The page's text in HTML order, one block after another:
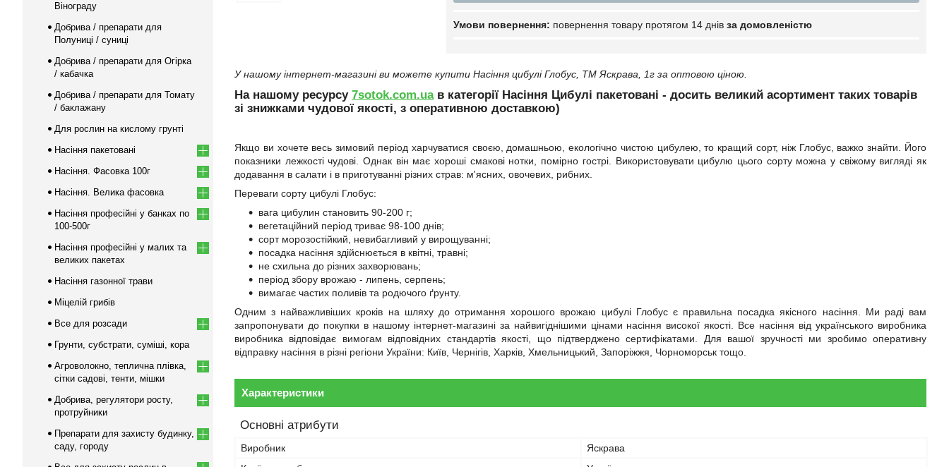
повернення товару протягом 14 днів за домовленістю
У нашому інтернет-магазині ви можете купити Насіння цибулі Глобус, ТМ Яскрава, 1г за оптовою ціною.
На нашому ресурсу 7sotok.com.uaв категорії Насіння Цибулі пакетовані - досить великий асортимент таких товарів
зі знижками чудової якості, з оперативною доставкою)
Якщо ви хочете весь зимовий період харчуватися своєю, домашньою, екологічно чистою цибулею, то кращий сорт, ніж Глобус, важко знайти. Його
показники лежкості чудові. Однак він має хороші смакові нотки, помірно гострі. Використовувати цибулю цього сорту можна у свіжому вигляді як
додавання в салати і в приготуванні різних страв: м'ясних, овочевих, рибних.
Переваги сорту цибулі Глобус:
вага цибулин становить 90-200 г;
вегетаційний період триває 98-100 днів;
сорт морозостійкий, невибагливий у вирощуванні;
посадка насіння здійснюється в квітні, травні;
не схильна до різних захворювань;
період збору врожаю - липень, серпень;
вимагає частих поливів та родючого ґрунту.
Одним з найважливіших кроків на шляху до отримання хорошого врожаю цибулі Глобус є правильна посадка якісного насіння. Ми раді вам
запропонувати до покупки в нашому інтернет-магазині за найвигіднішими цінами насіння високої якості. Все насіння від українського виробника
виробника відповідає вимогам відповідних стандартів якості, що підтверджено сертифікатами. Для вашої зручності ми зробимо оперативну
відправку насіння в різні регіони України: Київ, Чернігів, Харків, Хмельницький, Запоріжжя, Чорноморськ тощо.
Характеристики
Основні атрибути
Виробник
Яскрава
Вінограду
Добрива / препарати для
Полуниці / суниці
Добрива / препарати для Огірка
/ кабачка
Добрива / препарати для Томату
/ баклажану
Для рослин на кислому грунті
Насіння пакетовані
Насіння. Фасовка 100г
Насіння. Велика фасовка
Насіння професійні у банках по
100-500г
Насіння професійні у малих та
великих пакетах
Насіння газонної трави
Міцелій грибів
Все для розсади
Грунти, субстрати, суміші, кора
Агроволокно, теплична плівка,
сітки садові, тенти, мішки
Добрива, регулятори росту,
протруйники
Препарати для захисту будинку,
саду, городу